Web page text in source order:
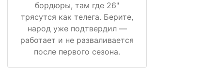
бордюры, там где 26"
трясутся как телега. Берите,
народ уже подтвердил —
работает и не разваливается
после первого сезона.